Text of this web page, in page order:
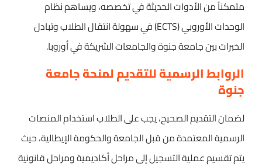
متمكناً من الأدوات الحديثة في تخصصه، ويساهم نظام
الوحدات الأوروبي (ECTS) في سهولة انتقال الطلاب وتبادل
الخبرات بين جامعة جنوة والجامعات الشريكة في أوروبا.
الروابط الرسمية للتقديم لمنحة جامعة
جنوة
لضمان التقديم الصحيح، يجب على الطلاب استخدام المنصات
الرسمية المعتمدة من قبل الجامعة والحكومة الإيطالية، حيث
يتم تقسيم عملية التسجيل إلى مراحل أكاديمية ومراحل قانونية